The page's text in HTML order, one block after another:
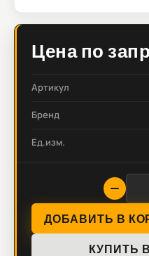
Цена по
Артикул
Бренд
Ед.изм.
ДОБАВИТЬ В
КУПИТЬ